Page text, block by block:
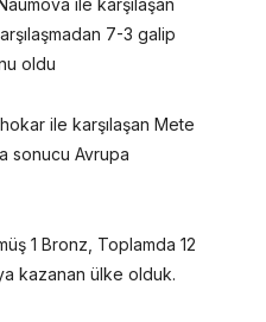
7-3 galip
oldu
ile karşılaşan Mete
sonucu Avrupa
1 Bronz, Toplamda 12
kazanan ülke olduk.